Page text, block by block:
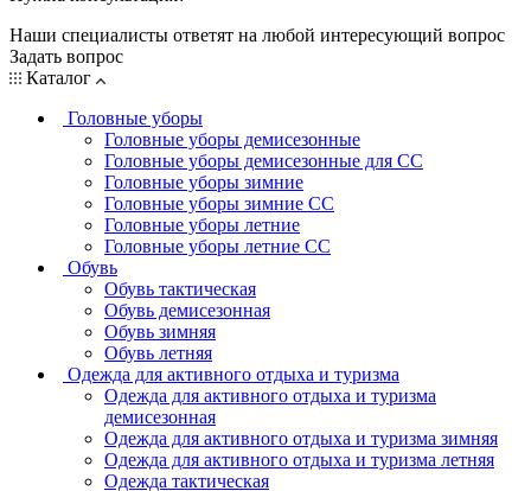
Наши специалисты ответят на любой интересующий вопрос
Задать вопрос
Каталог
Головные уборы
Головные уборы демисезонные
Головные уборы демисезонные для СС
Головные уборы зимние
Головные уборы зимние СС
Головные уборы летние
Головные уборы летние СС
Обувь
Обувь тактическая
Обувь демисезонная
Обувь зимняя
Обувь летняя
Одежда для активного отдыха и туризма
Одежда для активного отдыха и туризма
демисезонная
Одежда для активного отдыха и туризма зимняя
Одежда для активного отдыха и туризма летняя
Одежда тактическая